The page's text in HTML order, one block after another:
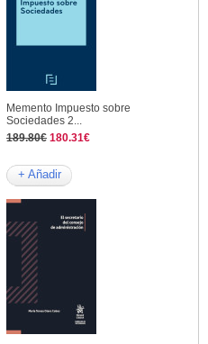
Memento Impuesto sobre
Sociedades 2...
189.80€ 180.31€
+ Añadir